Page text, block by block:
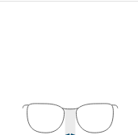
de soleil
plus besoin de
l'acuité visuelle.